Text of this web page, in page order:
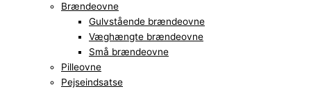
Brændeovne
Gulvstående brændeovne
Væghængte brændeovne
Små brændeovne
Pilleovne
Pejseindsatse